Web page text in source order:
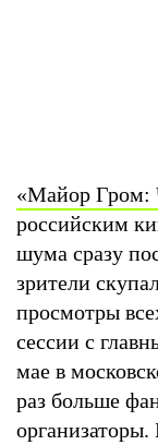
«Майор Гром:
российским
шума сразу
зрители
просмотры
сессии с
мае в
раз больше